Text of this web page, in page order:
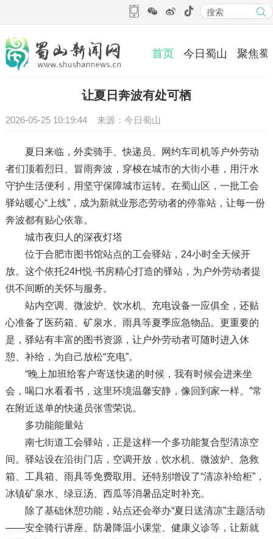
首页 今日蜀山 聚焦蜀
让夏日奔波有处可栖
2026-05-25 10:19:44 来源：今日蜀山
夏日来临，外卖骑手、快递员、网约车司机等户外劳动
者们顶着烈日、冒雨奔波，穿梭在城市的大街小巷，用汗水
守护生活便利，用坚守保障城市运转。在蜀山区，一批工会
驿站暖心“上线”，成为新就业形态劳动者的停靠站，让每一份
奔波都有贴心依靠。
城市夜归人的深夜灯塔
位于合肥市图书馆站点的工会驿站，24小时全天候开
放。这个依托24H悦·书房精心打造的驿站，为户外劳动者提
供不间断的关怀与服务。
站内空调、微波炉、饮水机、充电设备一应俱全，还贴
心准备了医药箱、矿泉水、雨具等夏季应急物品。更重要的
是，驿站有丰富的图书资源，让户外劳动者可随时进入休
憩、补给，为自己放松“充电”。
“晚上加班给客户寄送快递的时候，我有时候会进来坐
会，喝口水看看书，这里环境温馨安静，像回到家一样。”常
在附近送单的快递员张雪荣说。
多功能能量站
南七街道工会驿站，正是这样一个多功能复合型清凉空
间。驿站设在沿街门店，空调开放，饮水机、微波炉、急救
箱、工具箱、雨具等免费取用。还特别增设了“清凉补给柜”，
冰镇矿泉水、绿豆汤、西瓜等消暑品定时补充。
除了基础休憩功能，站点还会举办“夏日送清凉”主题活动
——安全骑行讲座、防暑降温小课堂、健康义诊等，让新就